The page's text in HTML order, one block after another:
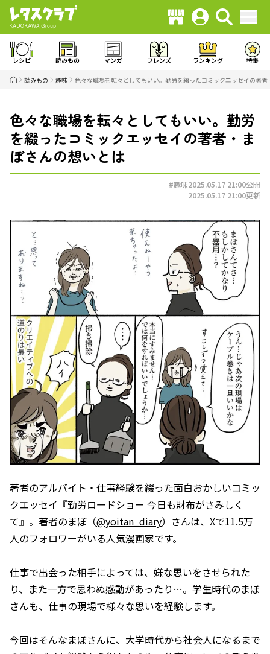
レシピ 読みもの マンガ フレンズ ランキング 特集
読みもの 趣味 色々な職場を転々としてもいい。勤労を綴ったコミックエッセイの著
色々な職場を転々としてもいい。勤労
を綴ったコミックエッセイの著者・ま
ぼさんの想いとは
#趣味2025.05.17 21:00公開
2025.05.17 21:00更新
著者のアルバイト・仕事経験を綴った面白おかしいコミッ
クエッセイ『勤労ロードショー 今日も財布がさみしく
て』。著者のまぼ（@yoitan_diary）さんは、Xで11.5万
人のフォロワーがいる人気漫画家です。
仕事で出会った相手によっては、嫌な思いをさせられた
り、また一方で思わぬ感動があったり…。学生時代のまぼ
さんも、仕事の現場で様々な思いを経験します。
今回はそんなまぼさんに、大学時代から社会人になるまで